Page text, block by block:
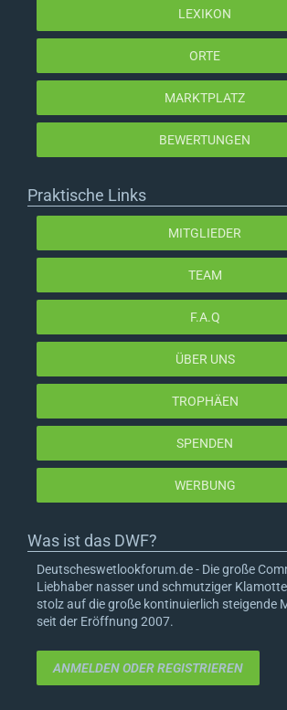
LEXIKON
ORTE
MARKTPLATZ
BEWERTUNGEN
Praktische Links
MITGLIEDER
TEAM
F.A.Q
ÜBER UNS
TROPHÄEN
SPENDEN
WERBUNG
Was ist das DWF?
Deutscheswetlookforum.de - Die große
Liebhaber nasser und schmutziger
stolz auf die große kontinuierlich steigende
seit der Eröffnung 2007.
ANMELDEN ODER REGISTRIEREN